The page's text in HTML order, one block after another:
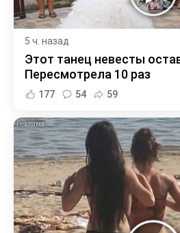
5 ч. назад
Этот танец невесты
Пересмотрела 10 раз
177 54 59